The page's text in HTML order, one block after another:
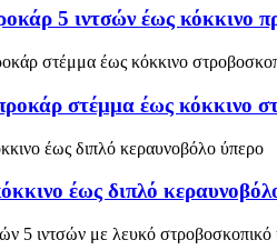
5 ιντσών έως κόκκινο
στέμμα έως κόκκινο
έως διπλό